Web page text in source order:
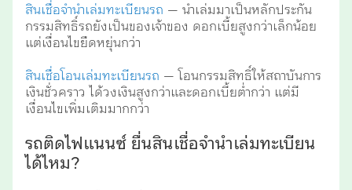
สินเชื่อจำนำเล่มทะเบียนรถ — นำเล่มมาเป็นหลักประกัน
กรรมสิทธิ์รถยังเป็นของเจ้าของ ดอกเบี้ยสูงกว่าเล็กน้อย
แต่เงื่อนไขยืดหยุ่นกว่า
สินเชื่อโอนเล่มทะเบียนรถ — โอนกรรมสิทธิ์ให้สถาบันการ
เงินชั่วคราว ได้วงเงินสูงกว่าและดอกเบี้ยต่ำกว่า แต่มี
เงื่อนไขเพิ่มเติมมากกว่า
รถติดไฟแนนซ์ ยื่นสินเชื่อจำนำเล่มทะเบียน
ได้ไหม?